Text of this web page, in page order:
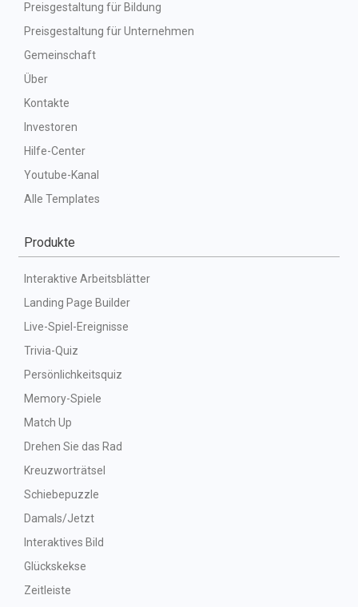
Preisgestaltung für Bildung
Preisgestaltung für Unternehmen
Gemeinschaft
Über
Kontakte
Investoren
Hilfe-Center
Youtube-Kanal
Alle Templates
Produkte
Interaktive Arbeitsblätter
Landing Page Builder
Live-Spiel-Ereignisse
Trivia-Quiz
Persönlichkeitsquiz
Memory-Spiele
Match Up
Drehen Sie das Rad
Kreuzworträtsel
Schiebepuzzle
Damals/Jetzt
Interaktives Bild
Glückskekse
Zeitleiste